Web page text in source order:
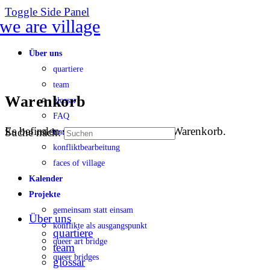
Toggle Side Panel
Über uns
quartiere
team
glossar
FAQ
transparenz
konfliktbearbeitung
faces of village
Kalender
Projekte
gemeinsam statt einsam
konflikte als ausgangspunkt
queer art bridge
queer bridges
Warenkorb
Es befinden sich keine Produkte im Warenkorb.
Suche nach:
Über uns
quartiere
team
glossar